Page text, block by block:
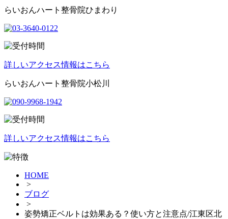
らいおんハート整骨院ひまわり
詳しいアクセス情報はこちら
らいおんハート整骨院小松川
詳しいアクセス情報はこちら
HOME
>
ブログ
>
姿勢矯正ベルトは効果ある？使い方と注意点/江東区北